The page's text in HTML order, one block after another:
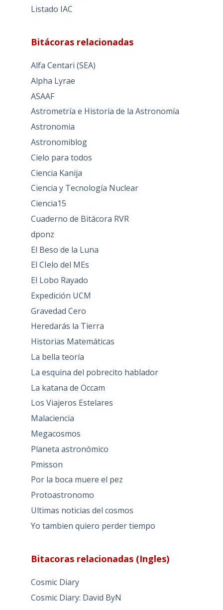
Listado IAC
Bitácoras relacionadas
Alfa Centari (SEA)
Alpha Lyrae
ASAAF
Astrometría e Historia de la Astronomía
Astronomia
Astronomiblog
Cielo para todos
Ciencia Kanija
Ciencia y Tecnología Nuclear
Ciencia15
Cuaderno de Bitácora RVR
dponz
El Beso de la Luna
El CIelo del MEs
El Lobo Rayado
Expedición UCM
Gravedad Cero
Heredarás la Tierra
Historias Matemáticas
La bella teoría
La esquina del pobrecito hablador
La katana de Occam
Los Viajeros Estelares
Malaciencia
Megacosmos
Planeta astronómico
Pmisson
Por la boca muere el pez
Protoastronomo
Ultimas noticias del cosmos
Yo tambien quiero perder tiempo
Bitacoras relacionadas (Ingles)
Cosmic Diary
Cosmic Diary: David ByN